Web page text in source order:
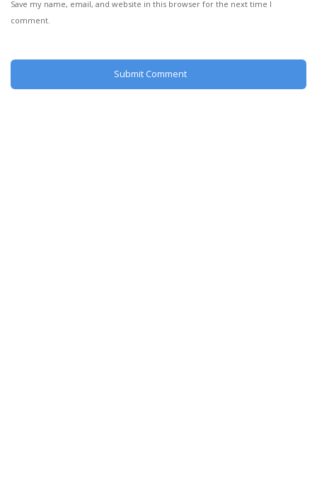
Save my name, email, and website in this browser for the next time I
comment.